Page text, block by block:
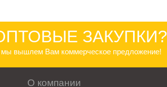
ЗАКУПКИ?
вышлем Вам коммерческое предложение!
О компании